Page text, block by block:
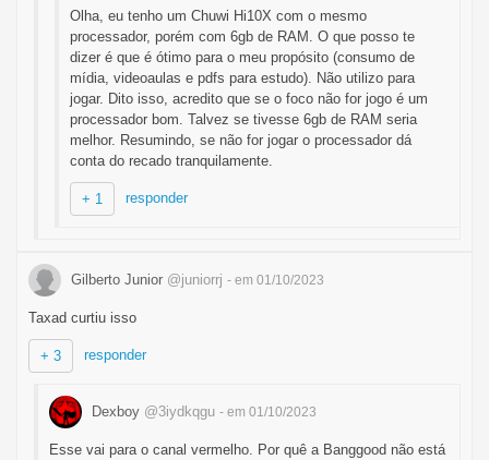
Olha, eu tenho um Chuwi Hi10X com o mesmo
processador, porém com 6gb de RAM. O que posso te
dizer é que é ótimo para o meu propósito (consumo de
mídia, videoaulas e pdfs para estudo). Não utilizo para
jogar. Dito isso, acredito que se o foco não for jogo é um
processador bom. Talvez se tivesse 6gb de RAM seria
melhor. Resumindo, se não for jogar o processador dá
conta do recado tranquilamente.
+ 1 responder
Gilberto Junior @juniorrj - em 01/10/2023
Taxad curtiu isso
+ 3 responder
Dexboy @3iydkqgu - em 01/10/2023
Esse vai para o canal vermelho. Por quê a Banggood não está